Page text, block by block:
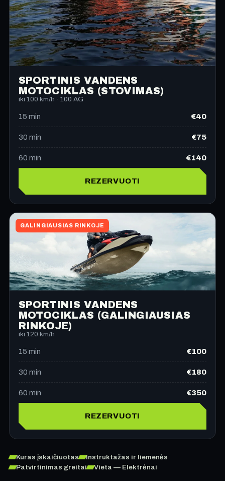
SPORTINIS VANDENS
MOTOCIKLAS (STOVIMAS)
iki 100 km/h · 100 AG
15 min €40
30 min €75
60 min €140
REZERVUOTI
GALINGIAUSIAS RINKOJE
SPORTINIS VANDENS
MOTOCIKLAS (GALINGIAUSIAS
RINKOJE)
iki 120 km/h
15 min €100
30 min €180
60 min €350
REZERVUOTI
Kuras įskaičiuotas
Instruktažas ir liemenės
Patvirtinimas greitai
Vieta — Elektrėnai